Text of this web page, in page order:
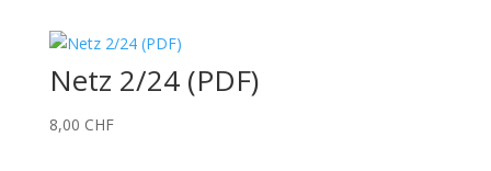
Netz 2/24 (PDF)
8,00 CHF